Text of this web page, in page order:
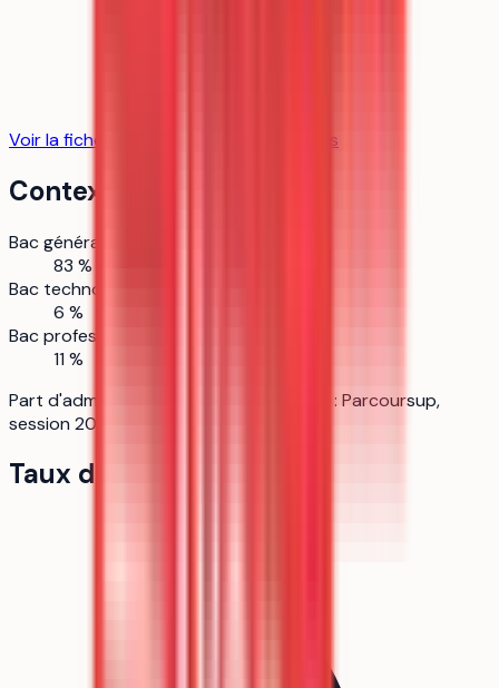
Voir la fiche établissement s
Contexte d'admission
Bac général
83 %
Bac technologique
6 %
Bac professionnel
11 %
Part d'admis par type de bac — Source : Parcoursup,
session 2025.
Taux de pression